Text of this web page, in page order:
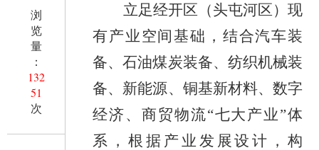
浏
览
量
：
132
51
次
立足经开区（头屯河区）现
有产业空间基础， 结合汽车装
备、石油煤炭装备、纺织机械装
备、新能源、铜基新材料、数字
经济、商贸物流“七大产业”体
系， 根据产业发展设计，构